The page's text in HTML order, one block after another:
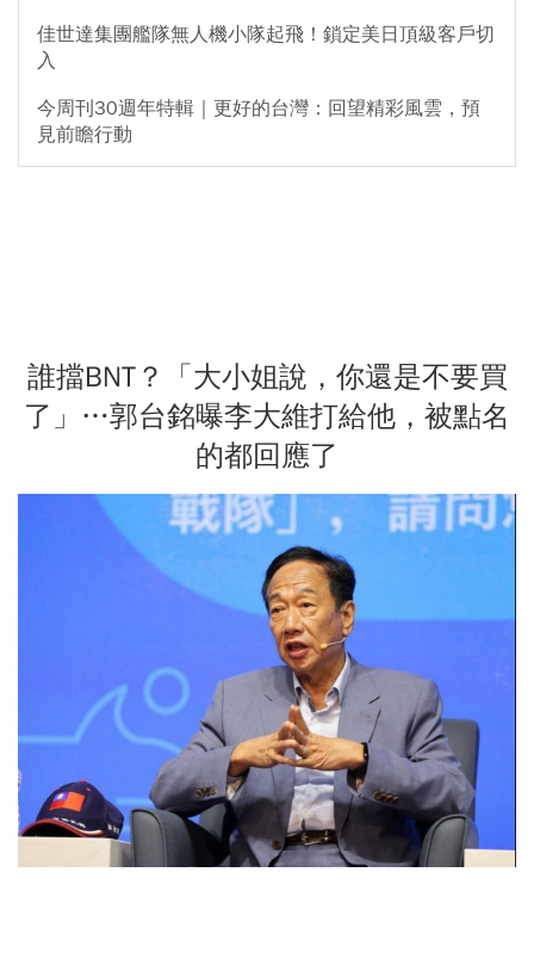
佳世達集團艦隊無人機小隊起飛！鎖定美日頂級客戶切
入
今周刊30週年特輯｜更好的台灣：回望精彩風雲，預
見前瞻行動
誰擋BNT？「大小姐說，你還是不要買
了」…郭台銘曝李大維打給他，被點名
的都回應了